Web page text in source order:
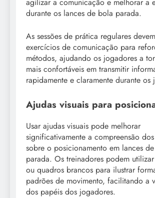
durante os lances de bola parada.
As sessões de prática regulares
exercícios de comunicação para
métodos, ajudando os jogadores a
mais confortáveis em transmitir
rapidamente e claramente durante os
Ajudas visuais para
Usar ajudas visuais pode melhorar
significativamente a compreensão
sobre o posicionamento em lances
parada. Os treinadores podem
ou quadros brancos para ilustrar
padrões de movimento, facilitando a
dos papéis dos jogadores.